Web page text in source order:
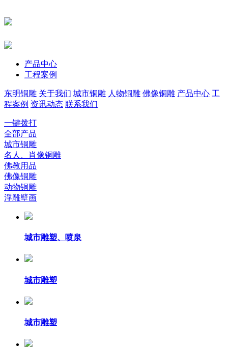
产品中心
工程案例
东明铜雕 关于我们 城市铜雕 人物铜雕 佛像铜雕 产品中心 工
程案例 资讯动态 联系我们
一键拨打
全部产品
城市铜雕
名人、肖像铜雕
佛教用品
佛像铜雕
动物铜雕
浮雕壁画
城市雕塑、喷泉
城市雕塑
城市雕塑